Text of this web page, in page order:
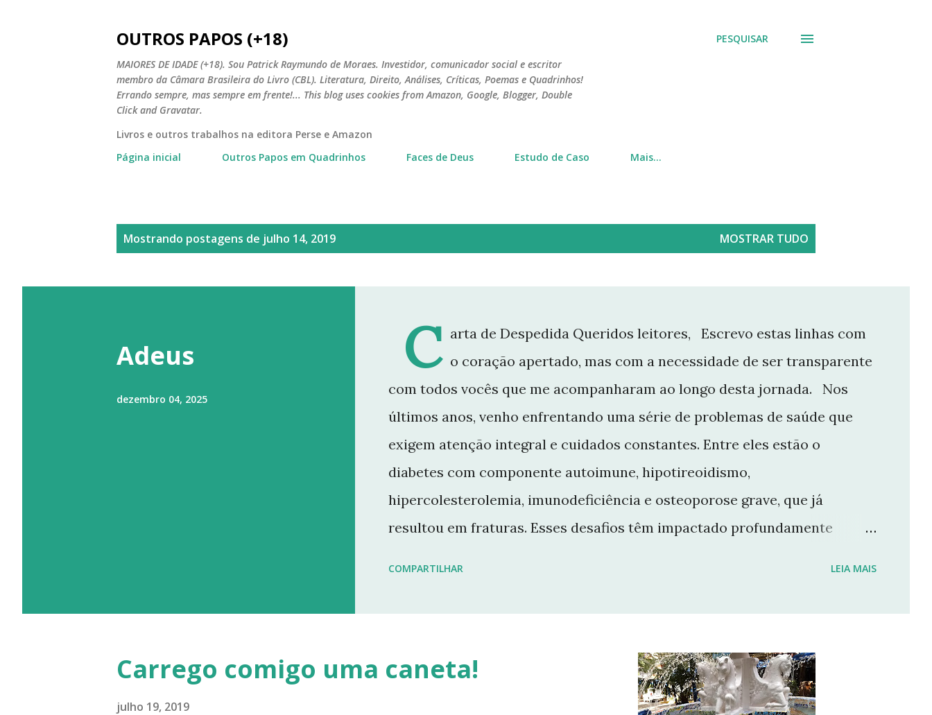
OUTROS PAPOS (+18)
MAIORES DE IDADE (+18). Sou Patrick Raymundo de Moraes. Investidor, comunicador social e escritor
membro da Câmara Brasileira do Livro (CBL). Literatura, Direito, Análises, Críticas, Poemas e Quadrinhos!
Errando sempre, mas sempre em frente!... This blog uses cookies from Amazon, Google, Blogger, Double
Click and Gravatar.
PESQUISAR
Livros e outros trabalhos na editora Perse e Amazon
Página inicial
Outros Papos em Quadrinhos Faces de Deus Estudo de Caso Mais…
s
Mostrando postagens de julho 14, 2019 MOSTRAR TUDO
Adeus
dezembro 04, 2025
C arta de Despedida Queridos leitores, Escrevo estas linhas com
o coração apertado, mas com a necessidade de ser transparente
com todos vocês que me acompanharam ao longo desta jornada. Nos
últimos anos, venho enfrentando uma série de problemas de saúde que
exigem atenção integral e cuidados constantes. Entre eles estão o
diabetes com componente autoimune, hipotireoidismo,
hipercolesterolemia, imunodeficiência e osteoporose grave, que já
resultou em fraturas. Esses desafios têm impactado profundamente
decisão de dar uma pausa no blog. Não posso garantir quando — ou se —
saúde e buscar qualidade de vida dentro das limitações que enfrento.
Quero agradecer imensamente a cada um de vocês que esteve comigo,
COMPARTILHAR LEIA MAIS
Carrego comigo uma caneta!
julho 19, 2019